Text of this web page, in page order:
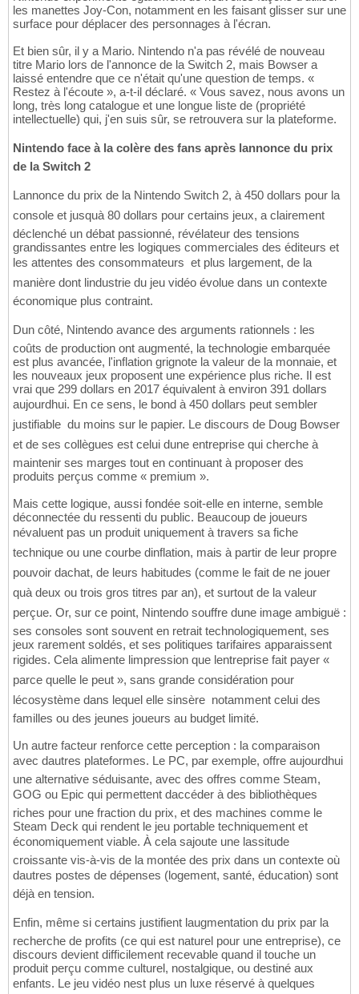
les manettes Joy-Con, notamment en les faisant glisser sur une
surface pour déplacer des personnages à l'écran.
Et bien sûr, il y a Mario. Nintendo n'a pas révélé de nouveau
titre Mario lors de l'annonce de la Switch 2, mais Bowser a
laissé entendre que ce n'était qu'une question de temps. «
Restez à l'écoute », a-t-il déclaré. « Vous savez, nous avons un
long, très long catalogue et une longue liste de (propriété
intellectuelle) qui, j'en suis sûr, se retrouvera sur la plateforme.
Nintendo face à la colère des fans après lannonce du prix
de la Switch 2
Lannonce du prix de la Nintendo Switch 2, à 450 dollars pour la
console et jusquà 80 dollars pour certains jeux, a clairement
déclenché un débat passionné, révélateur des tensions
grandissantes entre les logiques commerciales des éditeurs et
les attentes des consommateurs  et plus largement, de la
manière dont lindustrie du jeu vidéo évolue dans un contexte
économique plus contraint.
Dun côté, Nintendo avance des arguments rationnels : les
coûts de production ont augmenté, la technologie embarquée
est plus avancée, l'inflation grignote la valeur de la monnaie, et
les nouveaux jeux proposent une expérience plus riche. Il est
vrai que 299 dollars en 2017 équivalent à environ 391 dollars
aujourdhui. En ce sens, le bond à 450 dollars peut sembler
justifiable  du moins sur le papier. Le discours de Doug Bowser
et de ses collègues est celui dune entreprise qui cherche à
maintenir ses marges tout en continuant à proposer des
produits perçus comme « premium ».
Mais cette logique, aussi fondée soit-elle en interne, semble
déconnectée du ressenti du public. Beaucoup de joueurs
névaluent pas un produit uniquement à travers sa fiche
technique ou une courbe dinflation, mais à partir de leur propre
pouvoir dachat, de leurs habitudes (comme le fait de ne jouer
quà deux ou trois gros titres par an), et surtout de la valeur
perçue. Or, sur ce point, Nintendo souffre dune image ambiguë :
ses consoles sont souvent en retrait technologiquement, ses
jeux rarement soldés, et ses politiques tarifaires apparaissent
rigides. Cela alimente limpression que lentreprise fait payer «
parce quelle le peut », sans grande considération pour
lécosystème dans lequel elle sinsère  notamment celui des
familles ou des jeunes joueurs au budget limité.
Un autre facteur renforce cette perception : la comparaison
avec dautres plateformes. Le PC, par exemple, offre aujourdhui
une alternative séduisante, avec des offres comme Steam,
GOG ou Epic qui permettent daccéder à des bibliothèques
riches pour une fraction du prix, et des machines comme le
Steam Deck qui rendent le jeu portable techniquement et
économiquement viable. À cela sajoute une lassitude
croissante vis-à-vis de la montée des prix dans un contexte où
dautres postes de dépenses (logement, santé, éducation) sont
déjà en tension.
Enfin, même si certains justifient laugmentation du prix par la
recherche de profits (ce qui est naturel pour une entreprise), ce
discours devient difficilement recevable quand il touche un
produit perçu comme culturel, nostalgique, ou destiné aux
enfants. Le jeu vidéo nest plus un luxe réservé à quelques